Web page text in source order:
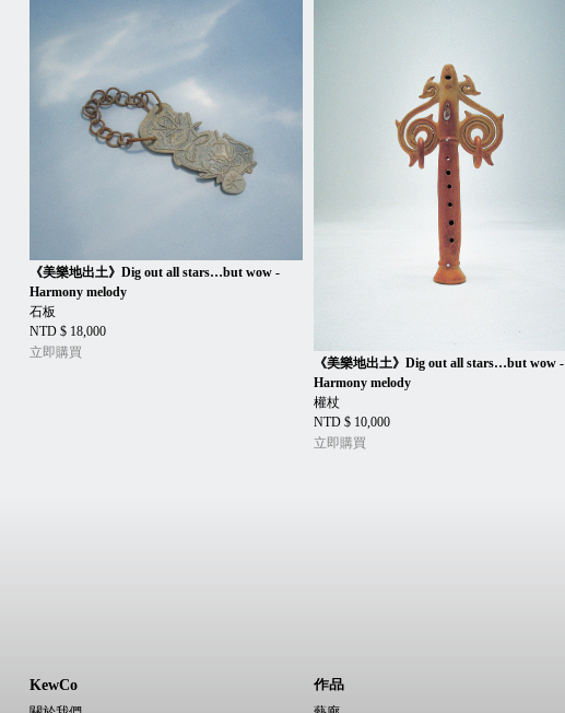
《美樂地出土》Dig out all stars…but wow -
Harmony melody
石板
NTD $ 18,000
立即購買
《美樂地出土》Dig out all stars…but wow -
Harmony melody
權杖
NTD $ 10,000
立即購買
KewCo 作品